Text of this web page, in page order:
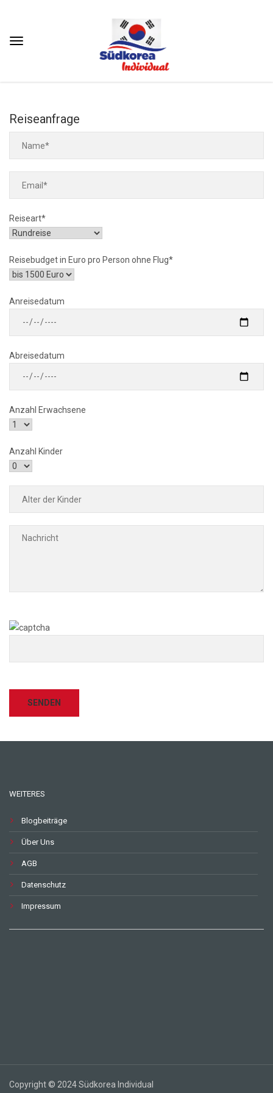
Reiseanfrage
Reiseart*
Reisebudget in Euro pro Person ohne Flug*
Anreisedatum
Abreisedatum
Anzahl Erwachsene
Anzahl Kinder
WEITERES
Blogbeiträge
Über Uns
AGB
Datenschutz
Impressum
Copyright © 2024 Südkorea Individual